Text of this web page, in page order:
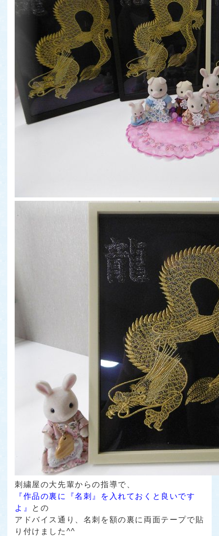
刺繍屋の大先輩からの指導で、
『作品の裏に『名刺』を入れておくと良いです
よ』
との
アドバイス通り、名刺を額の裏に両面テープで貼
り付けました^^